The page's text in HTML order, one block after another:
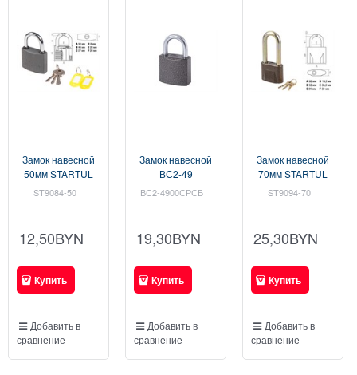
Замок навесной
50мм STARTUL
STANDART
ST9084-50
12,50BYN
Купить
Добавить в
сравнение
Замок навесной
ВС2-49
(Чебоксары) (ЧАЗ)
ВС2-4900СРСБ
19,30BYN
Купить
Добавить в
сравнение
Замок навесной
70мм STARTUL
MASTER (ST9094-
ST9094-70
25,30BYN
Купить
Добавить в
сравнение